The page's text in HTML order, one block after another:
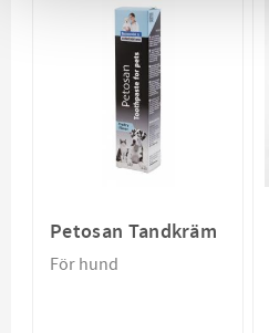
Petosan Tandkräm
För hund